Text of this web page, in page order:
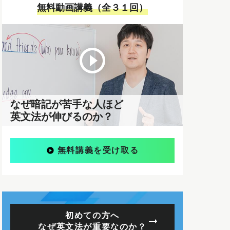
無料動画講義（全３１回）
なぜ暗記が苦手な人ほど
英文法が伸びるのか？
無料講義を受け取る
初めての方へ
なぜ英文法が重要なのか？